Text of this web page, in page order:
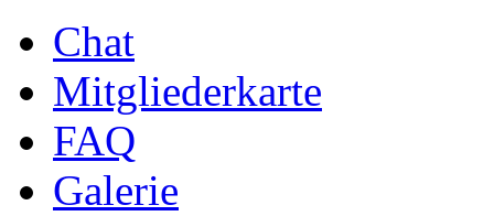
Chat
Mitgliederkarte
FAQ
Galerie